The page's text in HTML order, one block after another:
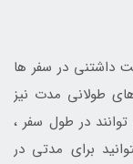
داشتنی در سفر ها
طولانی مدت نیز
در طول سفر ،
برای مدتی در